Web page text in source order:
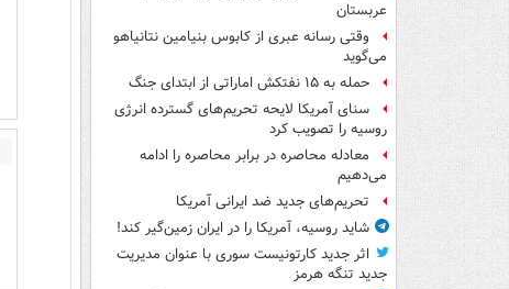
عربستان
وقتی رسانه عبری از کابوس بنیامین نتانیاهو
می‌گوید
حمله به ۱۵ نفتکش‌ اماراتی از ابتدای جنگ
سنای آمریکا لایحه تحریم‌های گسترده انرژی
روسیه را تصویب کرد
معادله محاصره در برابر محاصره را ادامه
می‌دهیم
تحریم‌های جدید ضد ایرانی آمریکا
شاید روسیه، آمریکا را در ایران زمین‌گیر کند!
اثر جدید کارتونیست سوری با عنوان مدیریت
جدید تنگه هرمز